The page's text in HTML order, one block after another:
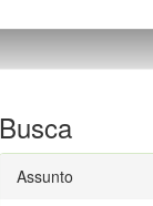
Busca
Assunto